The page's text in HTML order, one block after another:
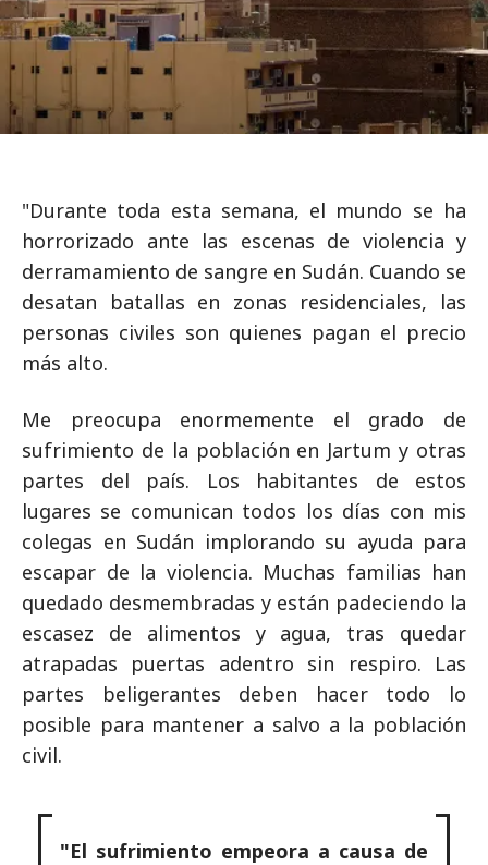
"Durante toda esta semana, el mundo se ha
horrorizado ante las escenas de violencia y
derramamiento de sangre en Sudán. Cuando se
desatan batallas en zonas residenciales, las
personas civiles son quienes pagan el precio
más alto.
Me preocupa enormemente el grado de
sufrimiento de la población en Jartum y otras
partes del país. Los habitantes de estos
lugares se comunican todos los días con mis
colegas en Sudán implorando su ayuda para
escapar de la violencia. Muchas familias han
quedado desmembradas y están padeciendo la
escasez de alimentos y agua, tras quedar
atrapadas puertas adentro sin respiro. Las
partes beligerantes deben hacer todo lo
posible para mantener a salvo a la población
civil.
"El sufrimiento empeora a causa de